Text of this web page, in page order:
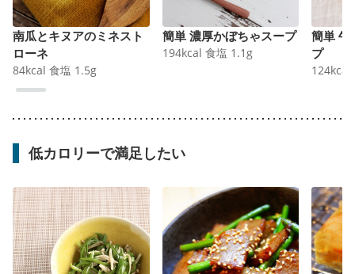
南瓜とキヌアのミネスト
ローネ
84kcal 食塩 1.5g
簡単 濃厚かぼちゃスープ
194kcal 食塩 1.1 g
簡単 牛
プ
124kcal
低カロリーで満足したい